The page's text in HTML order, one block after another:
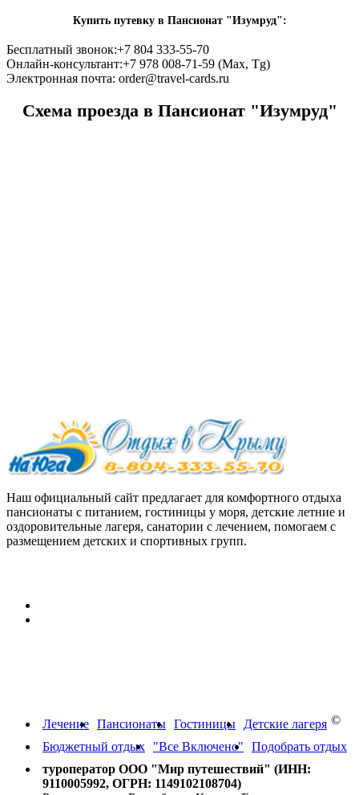
Купить путевку в Пансионат "Изумруд":
Бесплатный звонок:+7 804 333-55-70
Онлайн-консультант:+7 978 008-71-59 (Max, Tg)
Электронная почта: order@travel-cards.ru
Схема проезда в Пансионат "Изумруд"
Наш официальный сайт предлагает для комфортного отдыха
пансионаты с питанием, гостиницы у моря, детские летние и
оздоровительные лагеря, санатории с лечением, помогаем с
размещением детских и спортивных групп.
Лечение Пансионаты Гостиницы
Детские лагеря
Бюджетный отдых
"Все Включено"
Подобрать отдых
туроператор ООО "Мир путешествий" (ИНН:
9110005992, ОГРН: 1149102108704)
©